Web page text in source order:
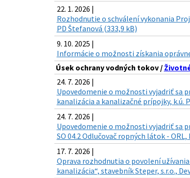
22. 1. 2026 |
Rozhodnutie o schválení vykonania
PD Štefanová (333,9 kB)
9. 10. 2025 |
Informácie o možnosti získania
Úsek ochrany vodných tokov /
24. 7. 2026 |
Upovedomenie o možnosti vyjadriť sa
kanalizácia a kanalizačné prípojky, k.ú.
24. 7. 2026 |
Upovedomenie o možnosti vyjadriť sa
SO 04.2 Odlučovač ropných látok -
17. 7. 2026 |
Oprava rozhodnutia o povolení užívania
kanalizácia“, stavebník Steper, s.r.o.,